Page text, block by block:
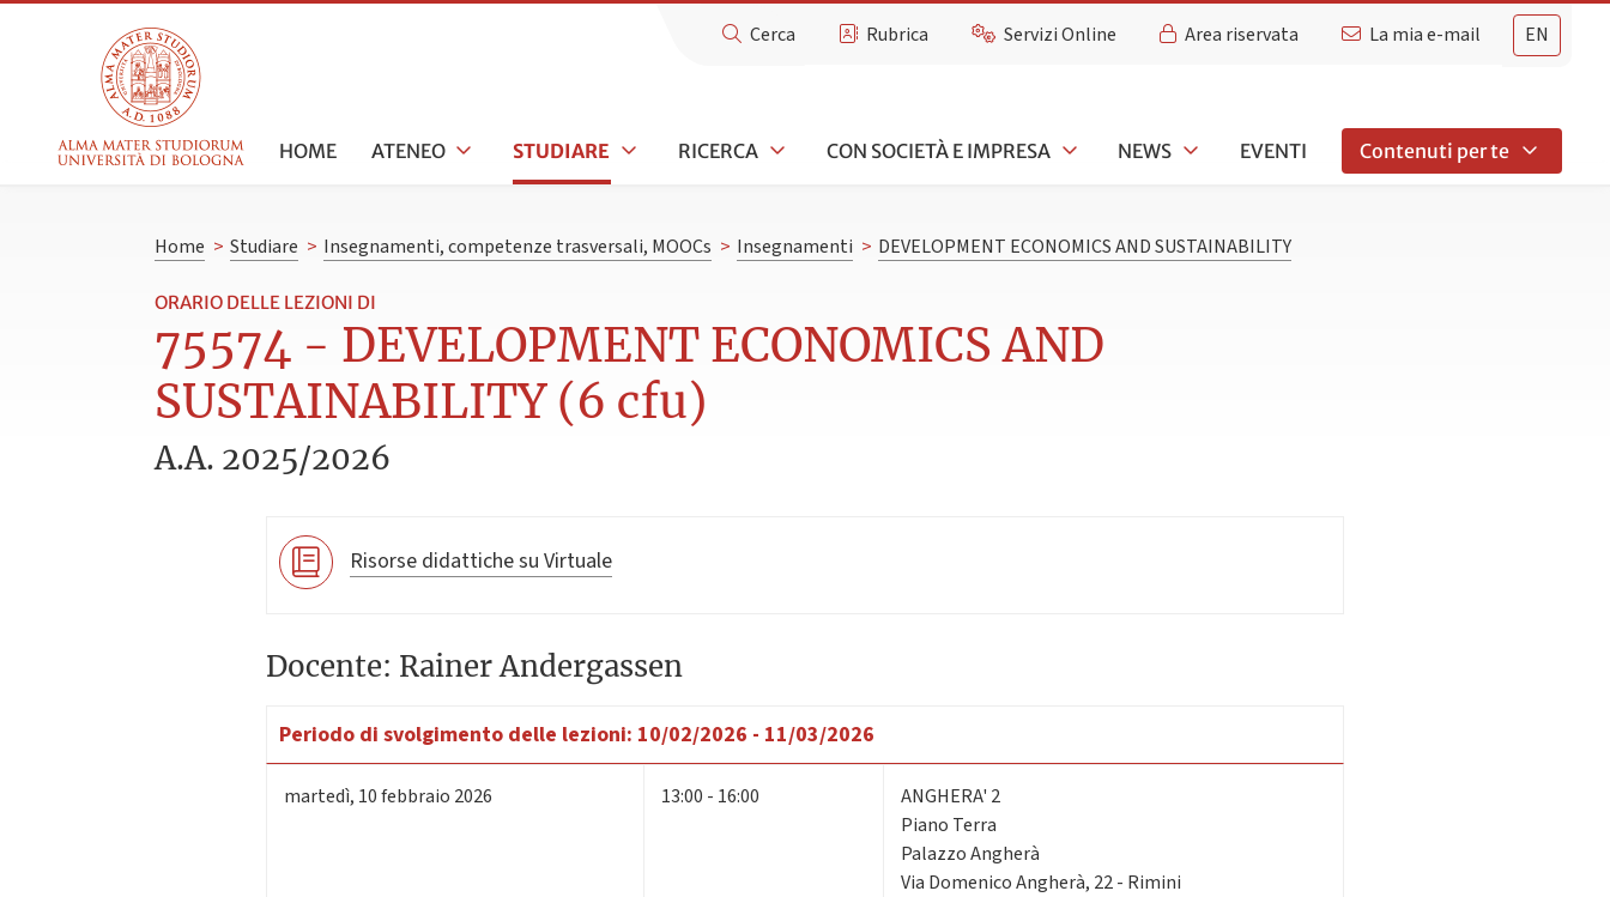
EN
Cerca Rubrica Servizi Online Area riservata La mia e-mail
HOME ATENEO STUDIARE RICERCA CON SOCIETÀ E IMPRESA NEWS EVENTI Contenuti per te
Home > Studiare > Insegnamenti, competenze trasversali, MOOCs > Insegnamenti > DEVELOPMENT ECONOMICS AND SUSTAINABILITY
ORARIO DELLE LEZIONI DI
75574 - DEVELOPMENT ECONOMICS AND
SUSTAINABILITY (6 cfu)
A.A. 2025/2026
Risorse didattiche su Virtuale
Docente: Rainer Andergassen
Periodo di svolgimento delle lezioni: 10/02/2026 - 11/03/2026
martedì, 10febbraio 2026 13:00 - 16:00
ANGHERA' 2
Piano Terra
Palazzo Angherà
Via Domenico Angherà, 22 - Rimini